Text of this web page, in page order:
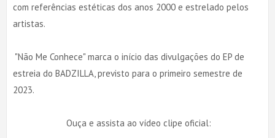
com referências estéticas dos anos 2000 e estrelado pelos
artistas.
"Não Me Conhece" marca o início das divulgações do EP de
estreia do BADZILLA, previsto para o primeiro semestre de
2023.
Ouça e assista ao vídeo clipe oficial: